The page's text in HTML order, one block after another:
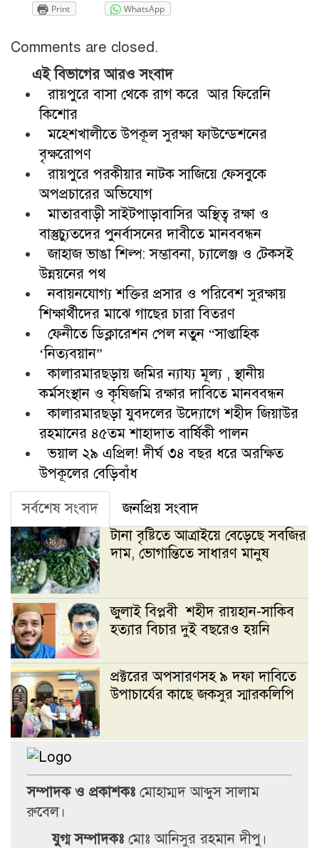
Print WhatsApp
Comments are closed.
এই বিভাগের আরও সংবাদ
রায়পুরে বাসা থেকে রাগ করে আর ফিরেনি
কিশোর
মহেশখালীতে উপকূল সুরক্ষা ফাউন্ডেশনের
বৃক্ষরোপণ
রায়পুরে পরকীয়ার নাটক সাজিয়ে ফেসবুকে
অপপ্রচারের অভিযোগ
মাতারবাড়ী সাইটপাড়াবাসির অস্থিত্ব রক্ষা ও
বাস্তুচ্যুতদের পুনর্বাসনের দাবীতে মানববন্ধন
জাহাজ ভাঙা শিল্প: সম্ভাবনা, চ্যালেঞ্জ ও টেকসই
উন্নয়নের পথ
নবায়নযোগ্য শক্তির প্রসার ও পরিবেশ সুরক্ষায়
শিক্ষার্থীদের মাঝে গাছের চারা বিতরণ
ফেনীতে ডিক্লারেশন পেল নতুন “সাপ্তাহিক
‘নিত্যবয়ান”
কালারমারছড়ায় জমির ন্যায্য মূল্য , স্থানীয়
কর্মসংস্থান ও কৃষিজমি রক্ষার দাবিতে মানববন্ধন
কালারমারছড়া যুবদলের উদ্যোগে শহীদ জিয়াউর
রহমানের ৪৫তম শাহাদাত বার্ষিকী পালন
ভয়াল ২৯ এপ্রিল! দীর্ঘ ৩৪ বছর ধরে অরক্ষিত
উপকূলের বেড়িবাঁধ
সর্বশেষ সংবাদ
জনপ্রিয় সংবাদ
টানা বৃষ্টিতে আত্রাইয়ে বেড়েছে সবজির
দাম, ভোগান্তিতে সাধারণ মানুষ
জুলাই বিপ্লবী শহীদ রায়হান-সাকিব
হত্যার বিচার দুই বছরেও হয়নি
প্রক্টরের অপসারণসহ ৯ দফা দাবিতে
উপাচার্যের কাছে জকসুর স্মারকলিপি
ছাত্রশিবিরকে দায়ী করে ছাত্রদলের
বিবৃতি’
নওগাঁয় জুলাই গণঅভ্যুত্থান দিবস
সম্পাদক ও প্রকাশকঃমোহাম্মদ আব্দুস সালাম
রুবেল।
যুগ্ম সম্পাদকঃ মোঃ আনিসুর রহমান দীপু।